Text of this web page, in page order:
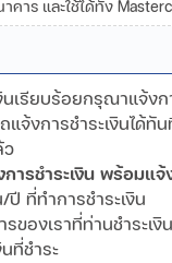
าคาร และใช้ได้ทั้ง
นเรียบร้อยกรุณาแจ้งก
แจ้งการชำระเงินได้ทั
ว
ารชำระเงิน พร้อมแจ้
ำการชำระเงิน
เราที่ท่านชำระเงิน
ชำระ